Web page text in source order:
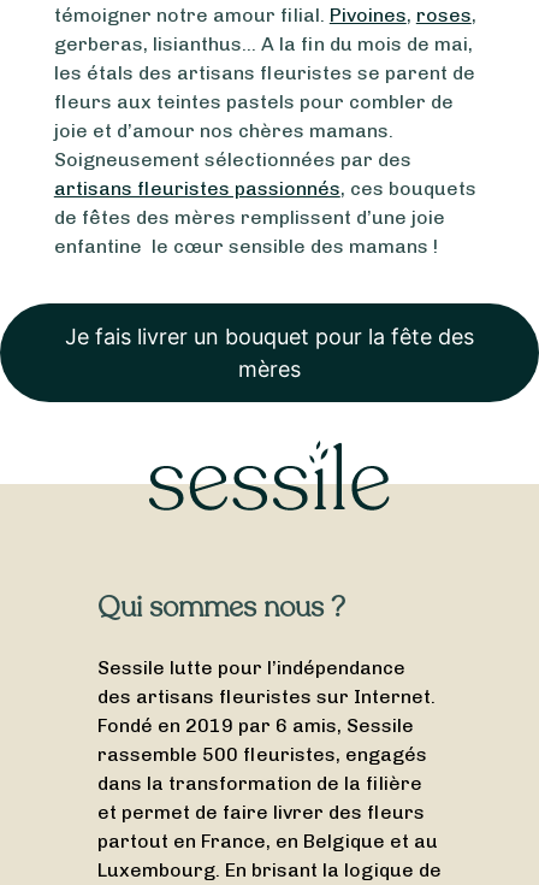
témoigner notre amour filial. Pivoines, roses,
gerberas, lisianthus… A la fin du mois de mai,
les étals des artisans fleuristes se parent de
fleurs aux teintes pastels pour combler de
joie et d’amour nos chères mamans.
Soigneusement sélectionnées par des
artisans fleuristes passionnés, ces bouquets
de fêtes des mères remplissent d’une joie
enfantine le cœur sensible des mamans !
Je fais livrer un bouquet pour la fête des
mères
Qui sommes nous ?
Sessile lutte pour l’indépendance
des artisans fleuristes sur Internet.
Fondé en 2019 par 6 amis, Sessile
rassemble 500 fleuristes, engagés
dans la transformation de la filière
et permet de faire livrer des fleurs
partout en France, en Belgique et au
Luxembourg. En brisant la logique de